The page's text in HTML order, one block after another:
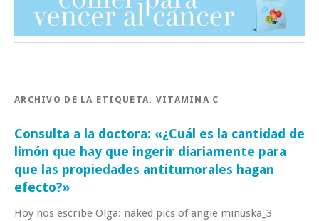
ARCHIVO DE LA ETIQUETA: VITAMINA C
Consulta a la doctora: «¿Cuál es la cantidad de
limón que hay que ingerir diariamente para
que las propiedades antitumorales hagan
efecto?»
Hoy nos escribe Olga: naked pics of angie minuska_3